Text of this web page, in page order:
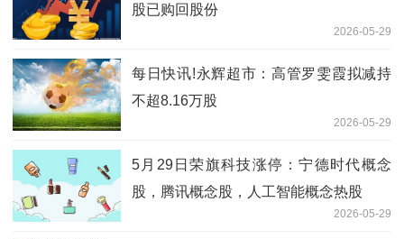
股已购回股份
2026-05-29
每日快讯!永辉超市：高管罗雯霞拟减持
不超8.16万股
2026-05-29
5月29日荣旗科技涨停：宁德时代概念
股，腾讯概念股，人工智能概念热股
2026-05-29